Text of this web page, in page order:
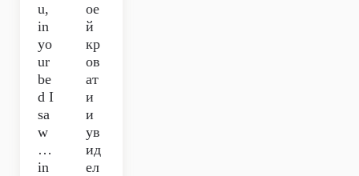
u,
in
yo
ur
be
d I
sa
w
…
in
ое
й
кр
ов
ат
и
и
ув
ид
ел